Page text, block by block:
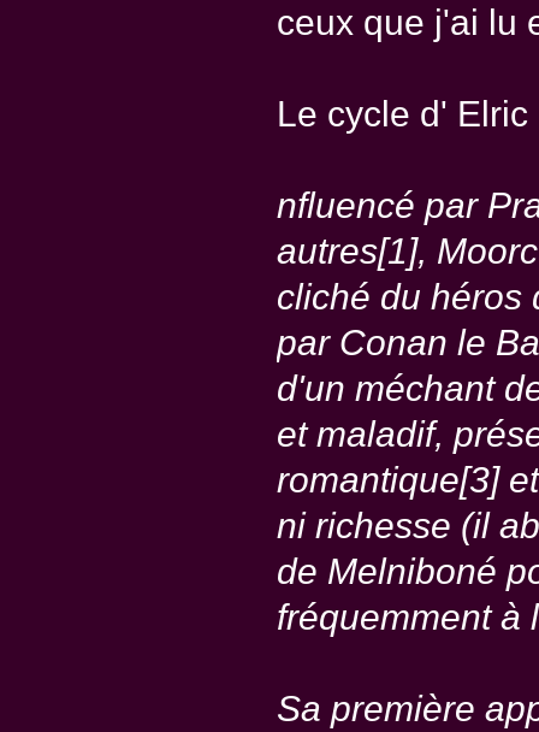
ceux que j'ai lu
Le cycle d'
nfluencé par
autres[1],
cliché du héros
par Conan le
d'un méchant
et maladif,
romantique[3]
ni richesse (il
de Melniboné
fréquemment à
Sa première